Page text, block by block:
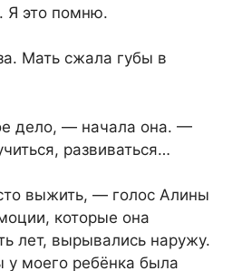
Я это помню.
Мать сжала губы в
дело, — начала она. —
развиваться…
выжить, — голос Алины
которые она
лет, вырывались наружу.
у моего ребёнка была